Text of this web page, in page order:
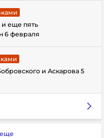
и еще пять
6 февраля
и Аскарова 5
еще